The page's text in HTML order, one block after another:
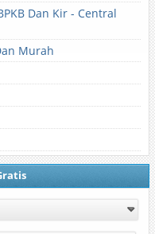
Dan Kir - Central
Murah